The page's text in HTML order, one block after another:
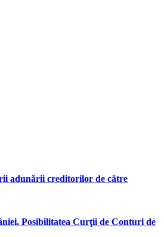
adunării creditorilor de către
Posibilitatea Curţii de Conturi de